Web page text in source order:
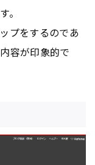
。
プをするのであ
容が印象的で